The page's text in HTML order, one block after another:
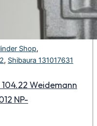
Shop,
, Shibaura 131017631
Weidemann
NP-